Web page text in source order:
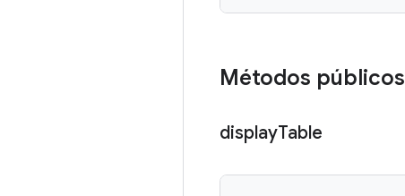
Métodos públicos
displayTable